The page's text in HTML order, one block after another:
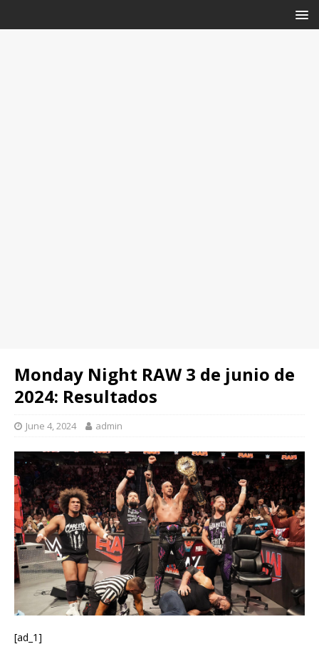
Monday Night RAW 3 de junio de
2024: Resultados
June 4, 2024 admin
[ad_1]